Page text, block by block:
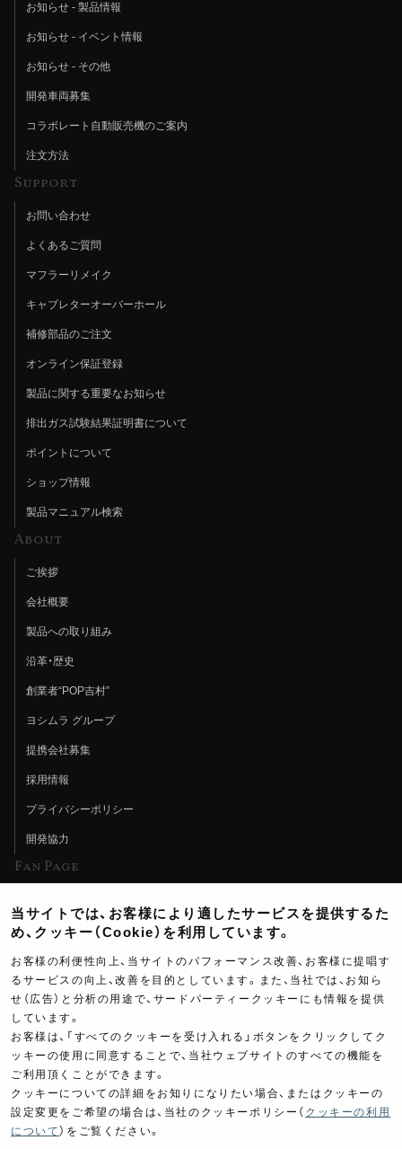
お知らせ - 製品情報
お知らせ - イベント情報
お知らせ - その他
開発車両募集
コラボレート自動販売機のご案内
注文方法
Support
お問い合わせ
よくあるご質問
マフラーリメイク
キャブレターオーバーホール
補修部品のご注文
オンライン保証登録
製品に関する重要なお知らせ
排出ガス試験結果証明書について
ポイントについて
ショップ情報
製品マニュアル検索
About
ご挨拶
会社概要
製品への取り組み
沿革・歴史
創業者“POP吉村”
ヨシムラ グループ
提携会社募集
採用情報
プライバシーポリシー
開発協力
Fan Page
ヨシムラTV
イベント情報
イベントスケジュール
ツーリングブレイクタイム
製品ポスター
当サイトでは、お客様により適したサービスを提供するた
め、クッキー（Cookie）を利用しています。
お客様の利便性向上、当サイトのパフォーマンス改善、お客様に提唱す
るサービスの向上、改善を目的としています。また、当社では、お知ら
せ（広告）と分析の用途で、サードパーティークッキーにも情報を提供
しています。
お客様は、「すべてのクッキーを受け入れる」ボタンをクリックしてク
ッキーの使用に同意することで、当社ウェブサイトのすべての機能を
ご利用頂くことができます。
クッキーについての詳細をお知りになりたい場合、またはクッキーの
設定変更をご希望の場合は、当社のクッキーポリシー（ クッキーの利用
について ）をご覧ください。